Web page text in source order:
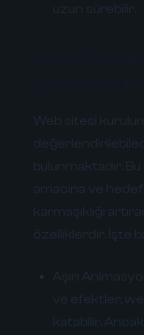
uzun sürebilir.
Web sitesi
bulunmaktadır.
amacına ve
karmaşıklığı
özelliklerdir. İşte
Aşırı
ve efektler,
katabilir.